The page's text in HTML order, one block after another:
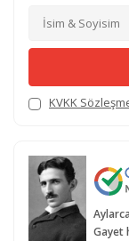
KVKK
Gayet